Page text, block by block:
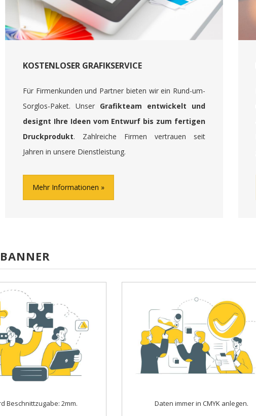
KOSTENLOSER GRAFIKSERVICE
Für Firmenkunden und Partner bieten wir ein Rund-um-
Sorglos-Paket. Unser Grafikteam entwickelt und
designt Ihre Ideen vom Entwurf bis zum fertigen
Druckprodukt. Zahlreiche Firmen vertrauen seit
Jahren in unsere Dienstleistung.
Mehr Informationen
Beschnittzugabe: 2mm. Daten immer in CMYK anlegen.